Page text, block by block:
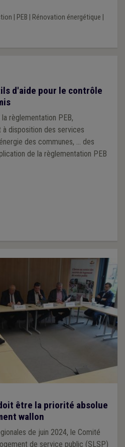
PEB Rénovation énergétique
d'aide pour le contrôle
règlementation PEB,
à disposition des services
des communes, ... des
de la règlementation PEB
être la priorité absolue
wallon
de juin 2024, le Comité
de service public (SLSP)